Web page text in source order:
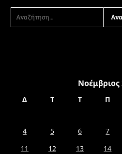
ΑΝΑΖΉΤΗΣΗ
ΓΙΑ:
Νοέμβριος
Δ Τ Τ Π
4
5 6 7
11
12 13 14